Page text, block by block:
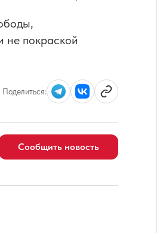
не покраской
Поделиться:
Сообщить новость